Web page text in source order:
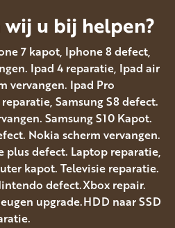
wij u bij helpen?
7 kapot, Iphone 8 defect,
Ipad 4 reparatie, Ipad air
vervangen. Ipad Pro
Samsung S8 defect.
Samsung S10 Kapot.
Nokia scherm vervangen.
plus defect. Laptop reparatie,
kapot. Televisie reparatie.
defect.Xbox repair.
upgrade.HDD naar SSD